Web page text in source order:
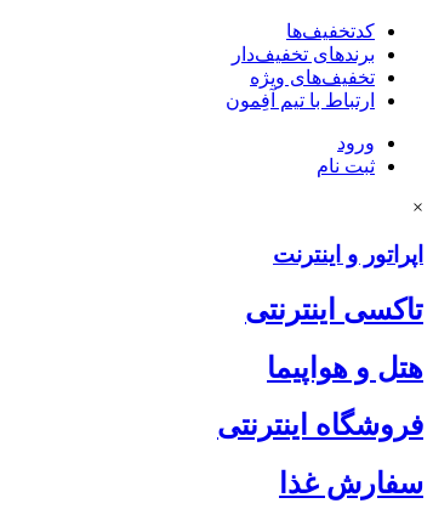
کدتخفیف‌ها
برندهای تخفیف‌دار
تخفیف‌های ویژه
ارتباط با تیم آفِمون
ورود
ثبت نام
×
اپراتور و اینترنت
تاکسی اینترنتی
هتل و هواپیما
فروشگاه اینترنتی
سفارش غذا